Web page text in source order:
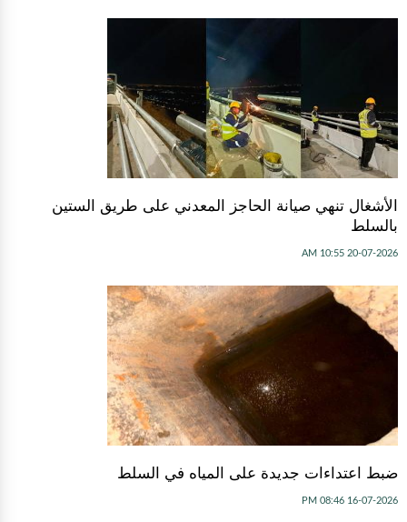
الأشغال تنهي صيانة الحاجز المعدني على طريق الستين
بالسلط
20-07-2026 10:55 AM
ضبط اعتداءات جديدة على المياه في السلط
16-07-2026 08:46 PM